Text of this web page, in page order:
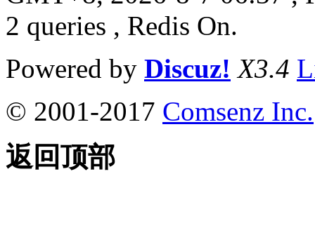
2 queries , Redis On.
Powered by Discuz! X3.4
© 2001-2017 Comsenz Inc.
返回顶部